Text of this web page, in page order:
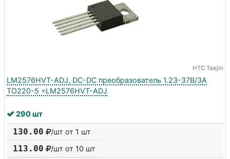
HTC Taejin
LM2576HVT-ADJ, DC-DC преобразователь 1.23-37В/3A
TO220-5 =LM2576HVT-ADJ
290 шт
130.00 /шт от 1 шт
113.00 /шт от 10 шт